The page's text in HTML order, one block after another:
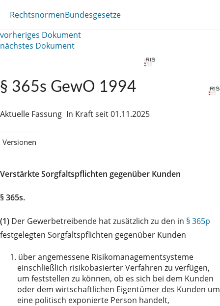
RechtsnormenBundesgesetze
vorheriges Dokument
nächstes Dokument
§ 365s GewO 1994
Aktuelle Fassung In Kraft seit 01.11.2025
Versionen
Verstärkte Sorgfaltspflichten gegenüber Kunden
§ 365s.
(1) Der Gewerbetreibende hat zusätzlich zu den in § 365p
festgelegten Sorgfaltspflichten gegenüber Kunden
1. über angemessene Risikomanagementsysteme
einschließlich risikobasierter Verfahren zu verfügen,
um feststellen zu können, ob es sich bei dem Kunden
oder dem wirtschaftlichen Eigentümer des Kunden um
eine politisch exponierte Person handelt,